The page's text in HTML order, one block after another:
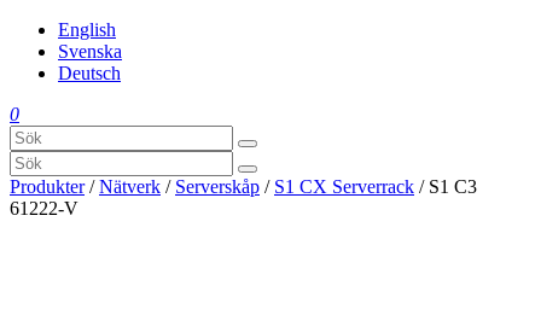
English
Svenska
Deutsch
0
Produkter/Nätverk / Serverskåp / S1 CX Serverrack / S1 C3
61222-V